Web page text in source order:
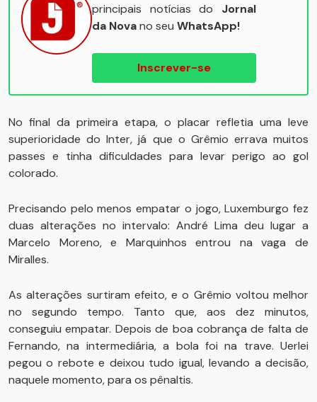
principais notícias do Jornal
da Novano seu WhatsApp!
Inscrever-se
No final da primeira etapa, o placar refletia uma leve
superioridade do Inter, já que o Grêmio errava muitos
passes e tinha dificuldades para levar perigo ao gol
colorado.
Precisando pelo menos empatar o jogo, Luxemburgo fez
duas alterações no intervalo: André Lima deu lugar a
Marcelo Moreno, e Marquinhos entrou na vaga de
Miralles.
As alterações surtiram efeito, e o Grêmio voltou melhor
no segundo tempo. Tanto que, aos dez minutos,
conseguiu empatar. Depois de boa cobrança de falta de
Fernando, na intermediária, a bola foi na trave. Uerlei
pegou o rebote e deixou tudo igual, levando a decisão,
naquele momento, para os pênaltis.